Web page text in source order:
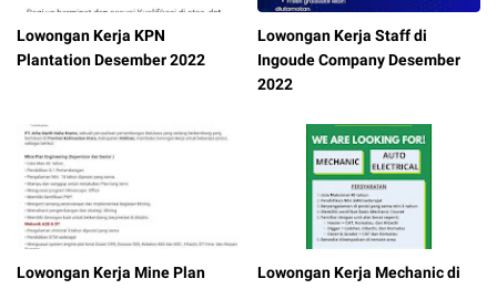
Lowongan Kerja KPN
Plantation Desember 2022
Lowongan Kerja Staff di
Ingoude Company Desember
2022
Lowongan Kerja Mine Plan
Lowongan Kerja Mechanic di